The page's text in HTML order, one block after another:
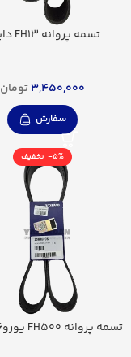
تسمه پروانه FH13 دایکو
3,450,000تومان
سفارش
-5%
تسمه پروانه FH500 یورو6 و رنو T